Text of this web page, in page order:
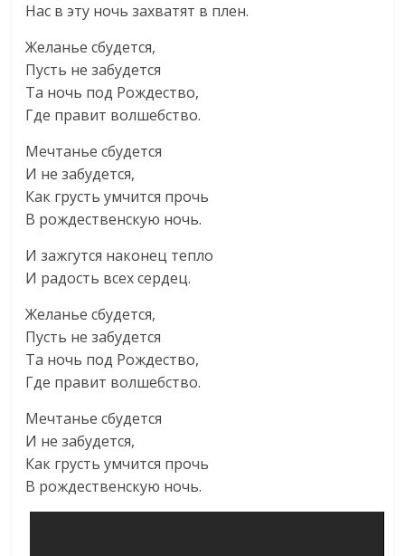
Нас в эту ночь захватят в плен.
Желанье сбудется,
Пусть не забудется
Та ночь под Pождество,
Где правит волшебство.
Мечтанье сбудется
И не забудется,
Как грусть умчится прочь
В рождественскую ночь.
И зажгутся наконец тепло
И радость всех сердец.
Желанье сбудется,
Пусть не забудется
Та ночь под Pождество,
Где правит волшебство.
Мечтанье сбудется
И не забудется,
Как грусть умчится прочь
В рождественскую ночь.